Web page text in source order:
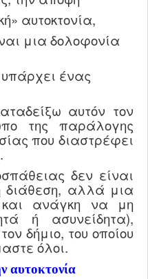
αυτοκτονία,
μια δολοφονία
ένας
αυτόν τον
της παράλογης
που διαστρέφει
δεν είναι
διάθεση, αλλά μια
και ανάγκη να μη
ή ασυνείδητα),
δήμιο, του οποίου
όλοι.
αυτοκτονία